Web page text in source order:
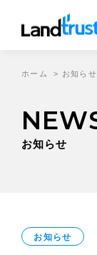
お知らせ
ホーム > お知らせ
お知らせ